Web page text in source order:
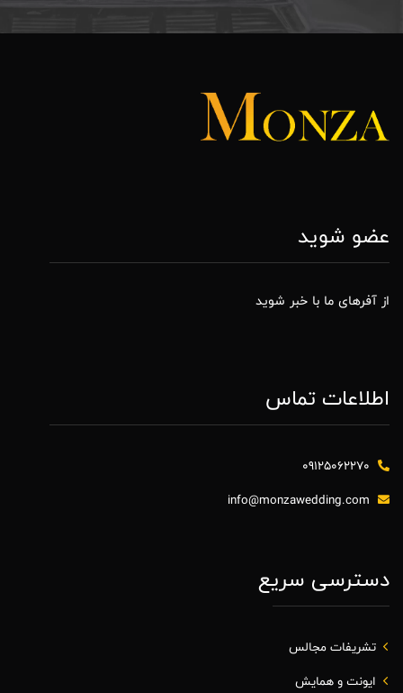
عضو شوید
از آفرهای ما با خبر شوید
اطلاعات تماس
09125062270
info@monzawedding.com
دسترسی سریع
تشریفات مجالس
ایونت و همایش